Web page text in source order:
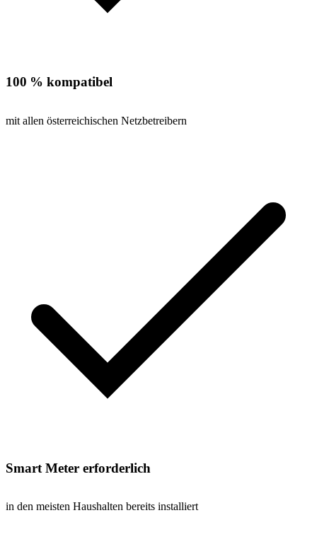
100 % kompatibel
mit allen österreichischen Netzbetreibern
Smart Meter erforderlich
in den meisten Haushalten bereits installiert